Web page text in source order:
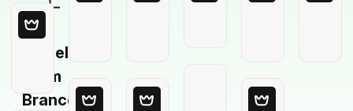
Modelo
em
Branco